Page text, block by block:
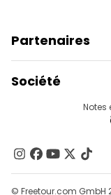
Partenaires
Connexion Du
Programme
Société
Contactez-Nous
Groupes
Notes
© Freetour.com GmbH